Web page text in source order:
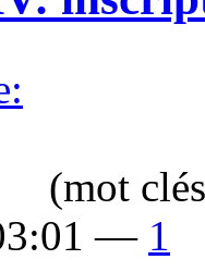
(mot
— 1